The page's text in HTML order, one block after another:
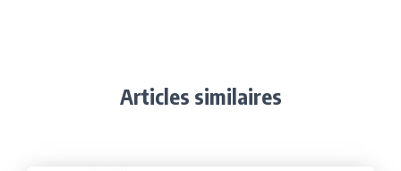
Articles similaires